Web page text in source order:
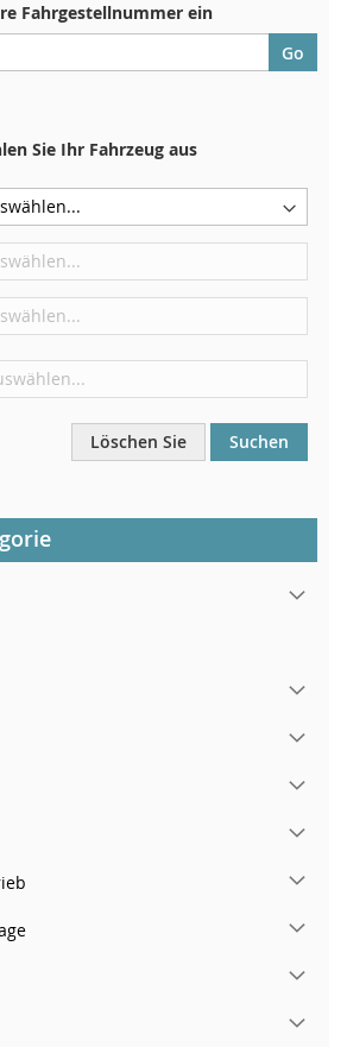
Fahrgestellnummer ein
Und auch im Auto
für den rechten Vordersitz
an der Trennwand unter der Haube
Sie Ihr Fahrzeug aus
Löschen Sie Suchen